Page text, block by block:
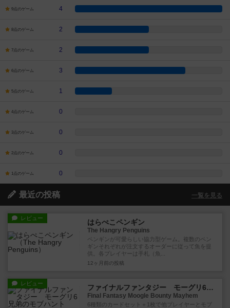
9点のゲーム 4
8点のゲーム 2
7点のゲーム 2
6点のゲーム 3
5点のゲーム 1
4点のゲーム 0
3点のゲーム 0
2点のゲーム 0
1点のゲーム 0
最近の投稿 一覧を見る
レビュー はらぺこペンギン
The Hangry Penguins
ペンギンが可愛らしい協力型ゲーム。複数のペン
ギンそれぞれが注文するオーダーに従って魚を提
供。各プレイヤーは手札（魚...
12ヶ月前 の投稿
レビュー ファイナルファンタジー モーグリ6兄弟のモブハント
Final Fantasy Moogle Bounty Mayhem
6種類のカードセット＋1枚で他プレイヤーとモブ